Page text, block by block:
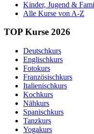
Kinder, Jugend &
Alle Kurse von A-Z
TOP Kurse 2026
Deutschkurs
Englischkurs
Fotokurs
Französischkurs
Italienischkurs
Kochkurs
Nähkurs
Spanischkurs
Tanzkurs
Yogakurs